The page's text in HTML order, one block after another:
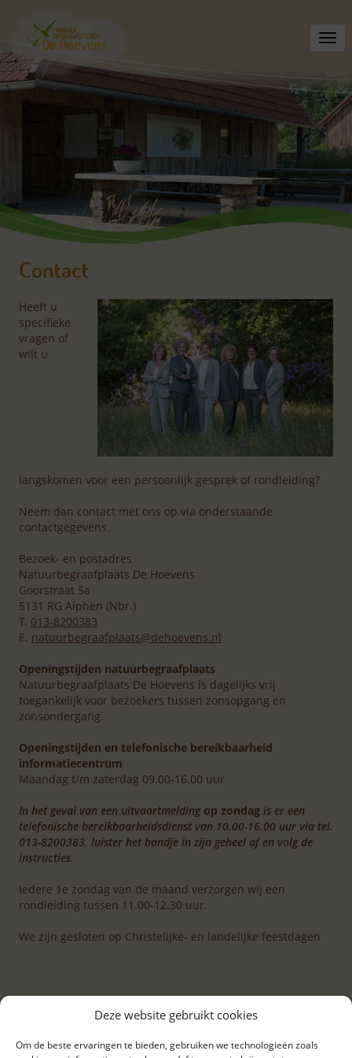
Deze website gebruikt cookies
Om de beste ervaringen te bieden, gebruiken we technologieën zoals
Contact
Heeft u
specifieke
vragen of
wilt u
langskomen voor een persoonlijk gesprek of rondleiding?
Neem dan contact met ons op via onderstaande
contactgegevens.
Bezoek- en postadres
Natuurbegraafplaats De Hoevens
Goorstraat 5a
5131 RG Alphen (Nbr.)
T. 013-8200383
E. natuurbegraafplaats@dehoevens.nl
Openingstijden natuurbegraafplaats
Natuurbegraafplaats De Hoevens is dagelijks vrij
toegankelijk voor bezoekers tussen zonsopgang en
zonsondergang.
Openingstijden en telefonische bereikbaarheid
informatiecentrum
Maandag t/m zaterdag 09.00-16.00 uur
In het geval van een uitvaartmelding op zondagis er een
telefonische bereikbaarheidsdienst van 10.00-16.00 uur via tel.
013-8200383, luister het bandje in zijn geheel af en volg de
instructies.
Iedere 1e zondag van de maand verzorgen wij een
rondleiding tussen 11.00-12.30 uur.
We zijn gesloten op Christelijke- en landelijke feestdagen